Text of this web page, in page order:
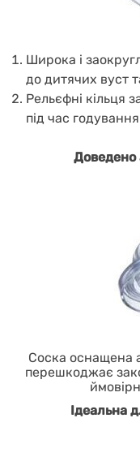
Широка і
до дитячих вуст
Рельєфні кільця
під час
Доведено
Соска оснащена
перешкоджає
Ідеальна